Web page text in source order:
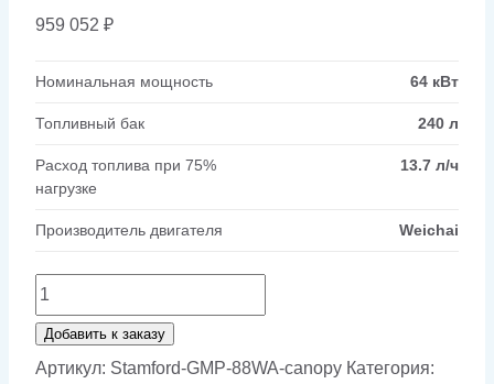
959 052 ₽
Номинальная мощность 64 кВт
Топливный бак 240 л
Расход топлива при 75%
нагрузке
13.7 л/ч
Производитель двигателя Weichai
Количество
товара
Генератор
Добавить к заказу
Артикул: Stamford-GMP-88WA-canopy Категория: